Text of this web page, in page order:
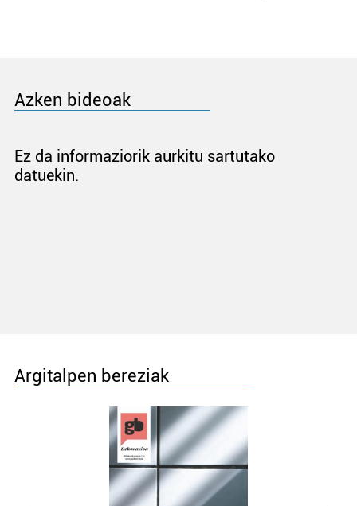
Azken bideoak
Ez da informaziorik aurkitu sartutako
datuekin.
Argitalpen bereziak